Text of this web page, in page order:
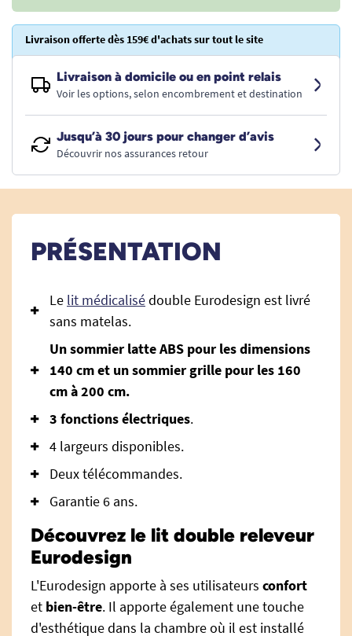
Livraison offerte dès 159€ d'achats sur tout le site
Livraison à domicile ou en point relais
Voir les options, selon encombrement et destination
Jusqu’à 30 jours pour changer d’avis
Découvrir nos assurances retour
PRÉSENTATION
Le lit médicalisédouble Eurodesign est livré
sans matelas.
Un sommier latte ABS pour les dimensions
140 cm et un sommier grille pour les 160
cm à 200 cm.
3 fonctions électriques.
4 largeurs disponibles.
Deux télécommandes.
Garantie 6 ans.
Découvrez le lit double releveur
Eurodesign
L'Eurodesign apporte à ses utilisateurs confort
et bien-être. Il apporte également une touche
d'esthétique dans la chambre où il est installé